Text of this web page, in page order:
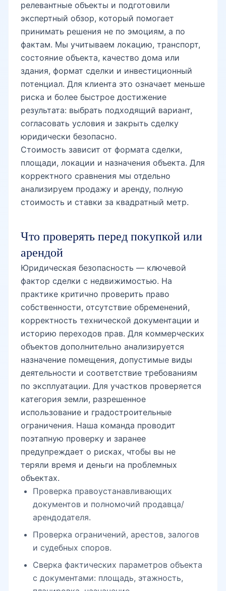
релевантные объекты и подготовили
экспертный обзор, который помогает
принимать решения не по эмоциям, а по
фактам. Мы учитываем локацию, транспорт,
состояние объекта, качество дома или
здания, формат сделки и инвестиционный
потенциал. Для клиента это означает меньше
риска и более быстрое достижение
результата: выбрать подходящий вариант,
согласовать условия и закрыть сделку
юридически безопасно.
Стоимость зависит от формата сделки,
площади, локации и назначения объекта. Для
корректного сравнения мы отдельно
анализируем продажу и аренду, полную
стоимость и ставки за квадратный метр.
Что проверять перед покупкой или
арендой
Юридическая безопасность — ключевой
фактор сделки с недвижимостью. На
практике критично проверить право
собственности, отсутствие обременений,
корректность технической документации и
историю переходов прав. Для коммерческих
объектов дополнительно анализируется
назначение помещения, допустимые виды
деятельности и соответствие требованиям
по эксплуатации. Для участков проверяется
категория земли, разрешенное
использование и градостроительные
ограничения. Наша команда проводит
поэтапную проверку и заранее
предупреждает о рисках, чтобы вы не
теряли время и деньги на проблемных
объектах.
Проверка правоустанавливающих
документов и полномочий продавца/
арендодателя.
Проверка ограничений, арестов, залогов
и судебных споров.
Сверка фактических параметров объекта
с документами: площадь, этажность,